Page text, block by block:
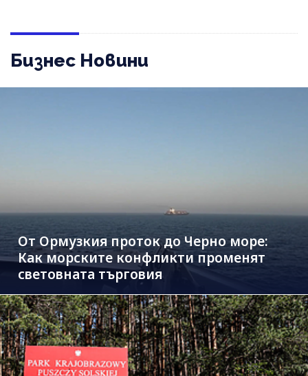
Бизнес Новини
От Ормузкия проток до Черно море:
Как морските конфликти променят
световната търговия